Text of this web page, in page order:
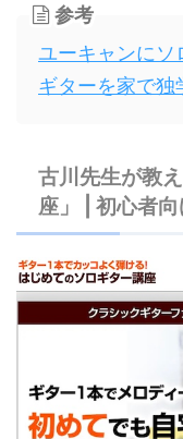
参考
ユーキャンにソ
ギターを家で独
古川先生が教
座」 | 初心者